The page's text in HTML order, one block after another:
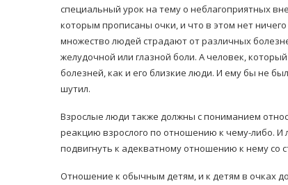
специальный урок на тему о неблагоприятных
которым прописаны очки, и что в этом нет
множество людей страдают от различных
желудочной или глазной боли. А человек,
болезней, как и его близкие люди. И ему бы не
шутил.
Взрослые люди также должны с пониманием
реакцию взрослого по отношению к чему-либо. И
подвигнуть к адекватному отношению к нему со
Отношение к обычным детям, и к детям в очках